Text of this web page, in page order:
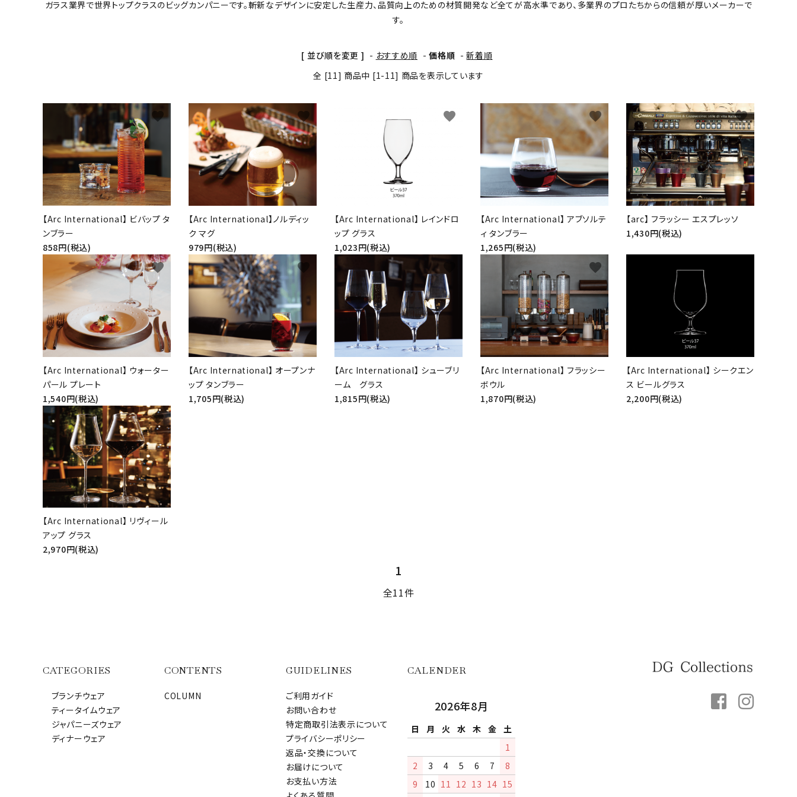
ブランドから探す
プライバシーポリシー
特定商取引法について
ガラス業界で世界トップクラスのビッグカンパニーです。斬新なデザインに安定した生産力、品質向上のための材質開発など全てが高水準であり、多業界のプロたちからの信頼が厚いメーカーで
す。
[ 並び順を変更 ] - おすすめ順 -価格順 -新着順
全 [11] 商品中 [1-11] 商品を表示しています
【Arc International】 ビバップ タ
ンブラー
858円(税込)
favorite
【Arc International】ノルディッ
ク マグ
979円(税込)
favorite
【Arc International】 レインドロ
ップ グラス
1,023円(税込)
favorite
【Arc International】 アブソルテ
ィ タンブラー
1,265円(税込)
favorite
【arc】 フラッシー エスプレッソ
1,430円(税込)
favorite
【Arc International】 ウォーター
パール プレート
1,540円(税込)
favorite
【Arc International】 オープンナ
ップ タンブラー
1,705円(税込)
favorite
【Arc International】 シューブリ
ーム グラス
1,815円(税込)
【Arc International】 フラッシー
ボウル
1,870円(税込)
favorite
【Arc International】 シークエン
ス ビールグラス
2,200円(税込)
【Arc International】 リヴィール
アップ グラス
2,970円(税込)
favorite
1
全11件
カテゴリー
CATEGORIES
ブランチウェア
ティータイムウェア
ジャパニーズウェア
ディナーウェア
CONTENTS
COLUMN
GUIDELINES
ご利用ガイド
お問い合わせ
特定商取引法表示について
プライバシーポリシー
返品・交換について
お届けについて
お支払い方法
CALENDER
2026年8月
日 月 火 水 木 金 土
1
2
3 4 5 6 7
8
9
10 11 12 13 14 15